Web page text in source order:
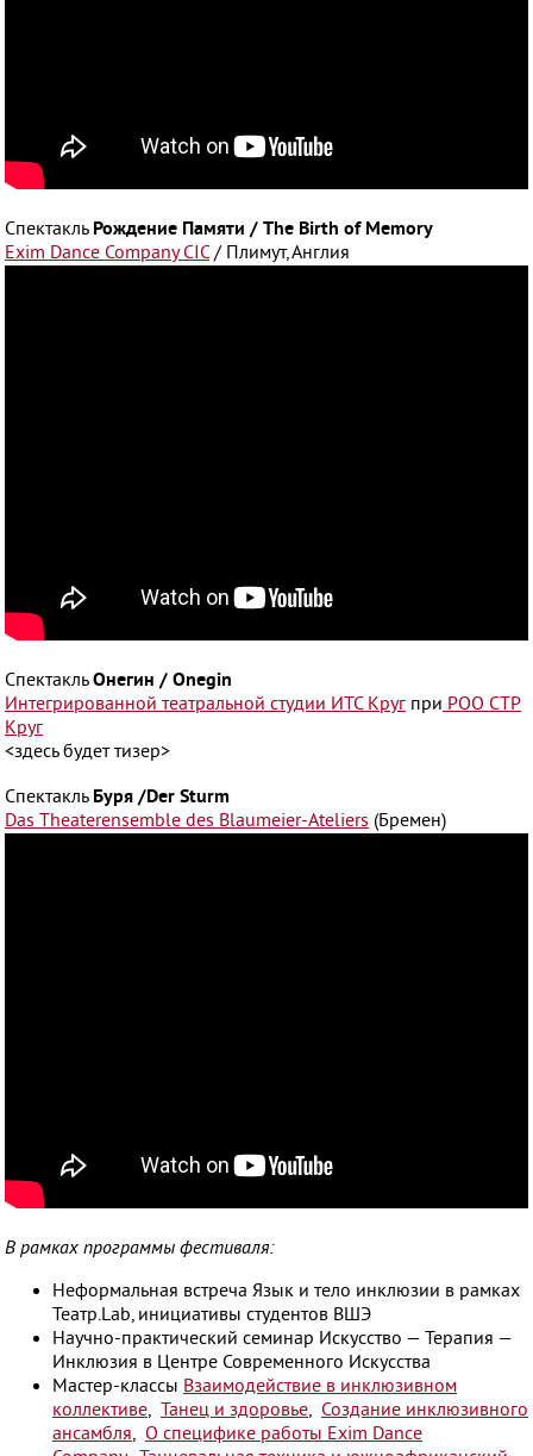
Спектакль Рождение Памяти / The Birth of Memory
Exim Dance Company CIC/ Плимут, Англия
СпектакльОнегин / Onegin
Интегрированной театральной студии ИТС Круг приРОО СТР
Круг
<здесь будет тизер>
Спектакль Буря /Der Sturm
Das Theaterensemble des Blaumeier-Ateliers (Бремен)
В рамках программы фестиваля:
Неформальная встреча Язык и тело инклюзии в рамках
Театр.Lab, инициативы студентов ВШЭ
Научно-практический семинар Искусство — Терапия —
Инклюзия в Центре Современного Искусства
Мастер-классы Взаимодействие в инклюзивном
коллективе, Танец и здоровье, Создание инклюзивного
ансамбля, О специфике работы Exim Dance